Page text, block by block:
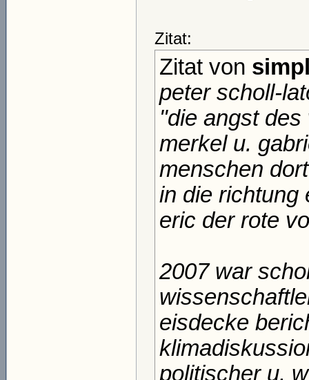
Zitat:
Zitat von
peter scholl-
"die angst
merkel u.
menschen
in die richtung
eric der rote
2007 war
eisdecke
politischer u.